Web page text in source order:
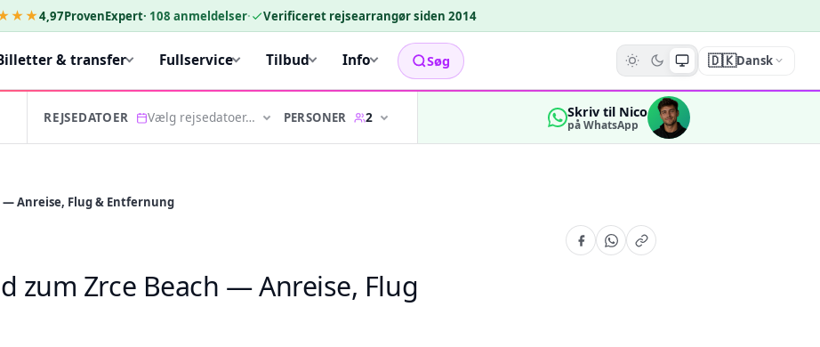
4,97ProvenExpert· 108 anmeldelser· Verificeret rejsearrangør siden 2014
& transfer Fullservice Tilbud Info Søg 🇩🇰Dansk
REJSEDATOER Vælg rejsedatoer… PERSONER 2 Skriv til Nico
på WhatsApp
— Anreise, Flug & Entfernung
zum Zrce Beach — Anreise, Flug